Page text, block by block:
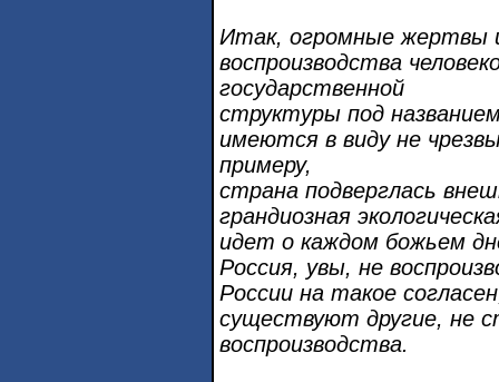
Итак, огромные жертвы
воспроизводства
государственной
структуры под
имеются в виду не
примеру,
страна подверглась
грандиозная
идет о каждом божьем
Россия, увы, не
России на такое
существуют другие, не
воспроизводства.